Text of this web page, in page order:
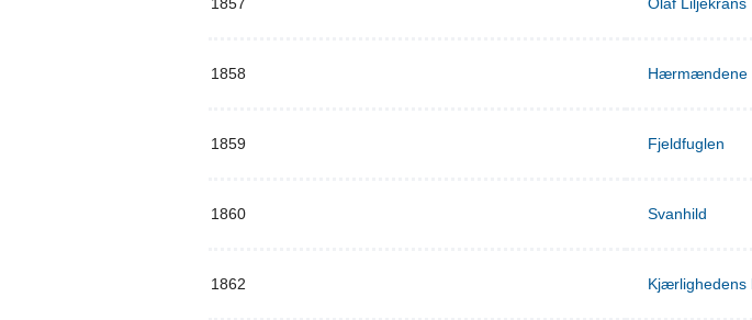
1858 Hærmændene
1859 Fjeldfuglen
1860 Svanhild
1862 Kjærlighedens